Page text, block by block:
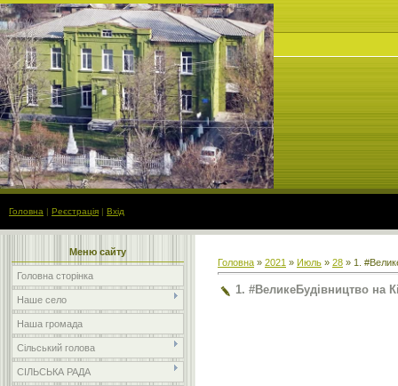
Головна | Реєстрація | Вхід
Меню сайту
Головна сторінка
Наше село
Наша громада
Сільський голова
СІЛЬСЬКА РАДА
Головна » 2021 » Июль » 28 » 1.
1. #ВеликеБудівництво на